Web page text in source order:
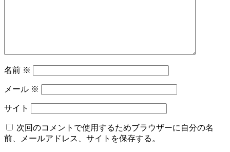
名前 ※
メール ※
サイト
次回のコメントで使用するためブラウザーに自分の名
前、メールアドレス、サイトを保存する。